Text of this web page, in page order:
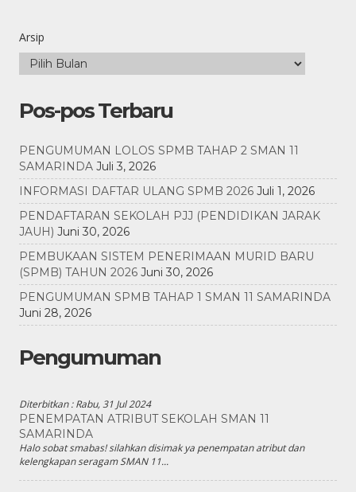
Arsip
Pos-pos Terbaru
PENGUMUMAN LOLOS SPMB TAHAP 2 SMAN 11
SAMARINDA Juli 3, 2026
INFORMASI DAFTAR ULANG SPMB 2026 Juli 1, 2026
PENDAFTARAN SEKOLAH PJJ (PENDIDIKAN JARAK
JAUH) Juni 30, 2026
PEMBUKAAN SISTEM PENERIMAAN MURID BARU
(SPMB) TAHUN 2026 Juni 30, 2026
PENGUMUMAN SPMB TAHAP 1 SMAN 11 SAMARINDA
Juni 28, 2026
Pengumuman
Diterbitkan :Rabu, 31 Jul 2024
PENEMPATAN ATRIBUT SEKOLAH SMAN 11
SAMARINDA
Halo sobat smabas! silahkan disimak ya penempatan atribut dan
kelengkapan seragam SMAN 11...